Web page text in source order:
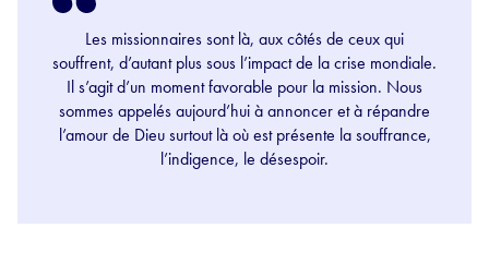
Les missionnaires sont là, aux côtés de ceux qui
souffrent, d’autant plus sous l’impact de la crise mondiale.
Il s’agit d’un moment favorable pour la mission. Nous
sommes appelés aujourd’hui à annoncer et à répandre
l’amour de Dieu surtout là où est présente la souffrance,
l’indigence, le désespoir.